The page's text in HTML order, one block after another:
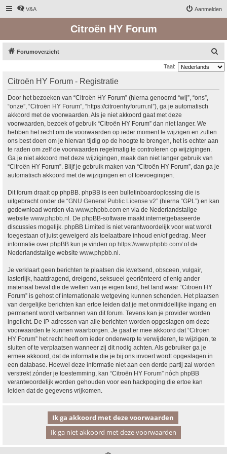
V&A Aanmelden
Citroën HY Forum
Forumoverzicht
o
Taal:
Citroën HY Forum - Registratie
Door het bezoeken van “Citroën HY Forum” (hierna genoemd “wij”, “ons”,
“onze”, “Citroën HY Forum”, “https://citroenhyforum.nl”), ga je automatisch
akkoord met de voorwaarden. Als je niet akkoord gaat met deze
voorwaarden, bezoek of gebruik “Citroën HY Forum” dan niet langer. We
hebben het recht om de voorwaarden op ieder moment te wijzigen en zullen
ons best doen om je hiervan tijdig op de hoogte te brengen, het is echter aan
te raden om zelf de voorwaarden regelmatig te controleren op wijzigingen.
Ga je niet akkoord met deze wijzigingen, maak dan niet langer gebruik van
“Citroën HY Forum”. Blijf je gebruik maken van “Citroën HY Forum”, dan ga je
automatisch akkoord met de wijzigingen en of toevoegingen.
Dit forum draait op phpBB. phpBB is een bulletinboardoplossing die is
uitgebracht onder de “GNU General Public License v2” (hierna “GPL”) en kan
gedownload worden via www.phpbb.com en via de Nederlandstalige
website www.phpbb.nl . De phpBB-software maakt internetgebaseerde
discussies mogelijk. phpBB Limited is niet verantwoordelijk voor wat wordt
toegestaan of juist geweigerd als toelaatbare inhoud en/of gedrag. Meer
informatie over phpBB kun je vinden op https://www.phpbb.com/of de
Nederlandstalige website www.phpbb.nl .
Je verklaart geen berichten te plaatsen die kwetsend, obsceen, vulgair,
lasterlijk, haatdragend, dreigend, seksueel georiënteerd of enig ander
materiaal bevat die de wetten van je eigen land, het land waar “Citroën HY
Forum” is gehost of internationale wetgeving kunnen schenden. Het plaatsen
van dergelijke berichten kan ertoe leiden dat je met onmiddellijke ingang en
permanent wordt verbannen van dit forum. Tevens kan je provider worden
ingelicht. De IP-adressen van alle berichten worden opgeslagen om deze
voorwaarden te kunnen waarborgen. Je gaat er mee akkoord dat “Citroën
HY Forum” het recht heeft om ieder onderwerp te verwijderen, te wijzigen, te
sluiten of te verplaatsen wanneer zij dit nodig achten. Als gebruiker ga je
ermee akkoord, dat de informatie die je bij ons invoert wordt opgeslagen in
een database. Hoewel deze informatie niet aan een derde partij zal worden
verstrekt zónder je toestemming, kan “Citroën HY Forum” nóch phpBB
verantwoordelijk worden gehouden voor een hackpoging die ertoe kan
leiden dat de gegevens vrijkomen.